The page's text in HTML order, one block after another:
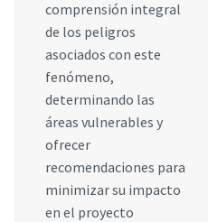
comprensión integral
de los peligros
asociados con este
fenómeno,
determinando las
áreas vulnerables y
ofrecer
recomendaciones para
minimizar su impacto
en el proyecto